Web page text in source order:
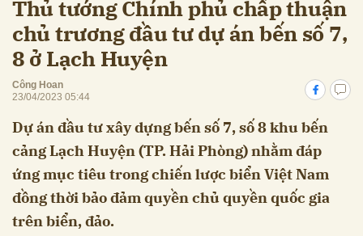
Thủ tướng Chính phủ chấp thuận
chủ trương đầu tư dự án bến số 7,
8 ở Lạch Huyện
Công Hoan
23/04/2023 05:44
Dự án đầu tư xây dựng bến số 7, số 8 khu bến
cảng Lạch Huyện (TP. Hải Phòng) nhằm đáp
ứng mục tiêu trong chiến lược biển Việt Nam
đồng thời bảo đảm quyền chủ quyền quốc gia
trên biển, đảo.
Hủy